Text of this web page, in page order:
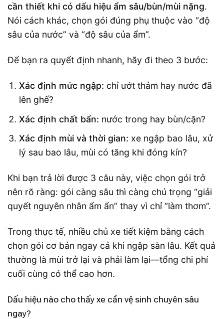
cần thiết khi có dấu hiệu ẩm sâu/bùn/mùi nặng.
Nói cách khác, chọn gói đúng phụ thuộc vào “độ
sâu của nước” và “độ sâu của ẩm”.
Để bạn ra quyết định nhanh, hãy đi theo 3 bước:
Xác định mức ngập: chỉ ướt thảm hay nước đã
lên ghế?
Xác định chất bẩn: nước trong hay bùn/cặn?
Xác định mùi và thời gian: xe ngập bao lâu, xử
lý sau bao lâu, mùi có tăng khi đóng kín?
Khi bạn trả lời được 3 câu này, việc chọn gói trở
nên rõ ràng: gói càng sâu thì càng chú trọng “giải
quyết nguyên nhân ẩm ẩn” thay vì chỉ “làm thơm”.
Trong thực tế, nhiều chủ xe tiết kiệm bằng cách
chọn gói cơ bản ngay cả khi ngập sàn lâu. Kết quả
thường là mùi trở lại và phải làm lại—tổng chi phí
cuối cùng có thể cao hơn.
Dấu hiệu nào cho thấy xe cần vệ sinh chuyên sâu
ngay?